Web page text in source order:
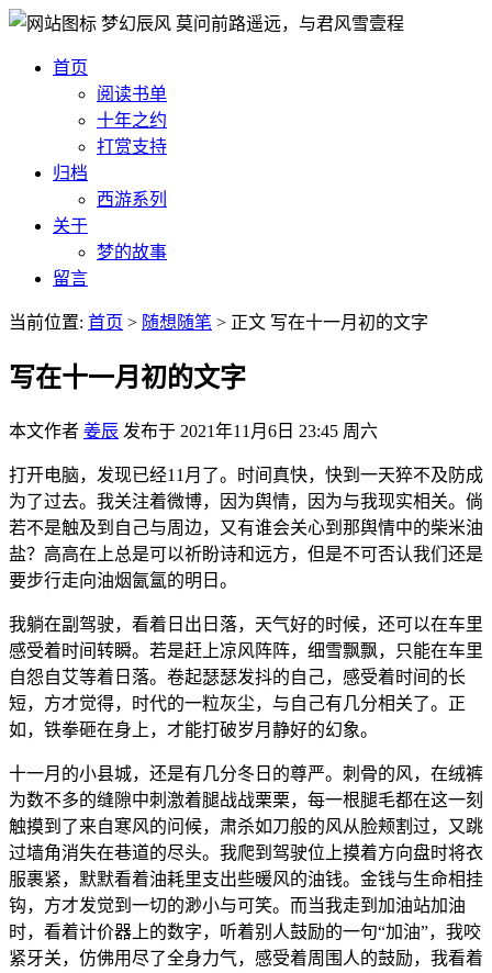
梦幻辰风 莫问前路遥远，与君风雪壹程
首页
阅读书单
十年之约
打赏支持
归档
西游系列
关于
梦的故事
留言
当前位置: 首页 > 随想随笔 > 正文 写在十一月初的文字
写在十一月初的文字
本文作者 姜辰 发布于 2021年11月6日 23:45 周六
打开电脑，发现已经11月了。时间真快，快到一天猝不及防成
为了过去。我关注着微博，因为舆情，因为与我现实相关。倘
若不是触及到自己与周边，又有谁会关心到那舆情中的柴米油
盐？高高在上总是可以祈盼诗和远方，但是不可否认我们还是
要步行走向油烟氤氲的明日。
我躺在副驾驶，看着日出日落，天气好的时候，还可以在车里
感受着时间转瞬。若是赶上凉风阵阵，细雪飘飘，只能在车里
自怨自艾等着日落。卷起瑟瑟发抖的自己，感受着时间的长
短，方才觉得，时代的一粒灰尘，与自己有几分相关了。正
如，铁拳砸在身上，才能打破岁月静好的幻象。
十一月的小县城，还是有几分冬日的尊严。刺骨的风，在绒裤
为数不多的缝隙中刺激着腿战战栗栗，每一根腿毛都在这一刻
触摸到了来自寒风的问候，肃杀如刀般的风从脸颊割过，又跳
过墙角消失在巷道的尽头。我爬到驾驶位上摸着方向盘时将衣
服裹紧，默默看着油耗里支出些暖风的油钱。金钱与生命相挂
钩，方才发觉到一切的渺小与可笑。而当我走到加油站加油
时，看着计价器上的数字，听着别人鼓励的一句“加油”，我咬
紧牙关，仿佛用尽了全身力气，感受着周围人的鼓励，我看着